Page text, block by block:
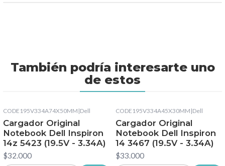
También podría interesarte uno
de estos
CODE195V334A74X50MM |Dell
Cargador Original
Notebook Dell Inspiron
14z 5423 (19.5V - 3.34A)
$32.000
CODE195V334A45X30MM |Dell
Cargador Original
Notebook Dell Inspiron
14 3467 (19.5V - 3.34A)
$33.000